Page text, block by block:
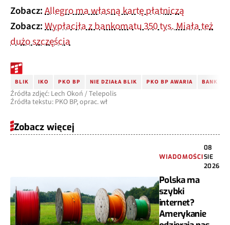
Zobacz:Allegro ma własną kartę płatniczą​
Zobacz:Wypłaciła z bankomatu 350 tys. Miała też
dużo szczęścia
BLIK IKO PKO BP NIE DZIAŁA BLIK PKO BP AWARIA BANK
Źródła zdjęć: Lech Okoń / Telepolis
Źródła tekstu: PKO BP, oprac. wł
Zobacz więcej
WIADOMOŚCI
08
SIE
2026
Polska ma
szybki
internet?
Amerykanie